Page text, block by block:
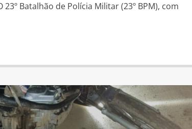
Batalhão de Polícia Militar (23º BPM), com